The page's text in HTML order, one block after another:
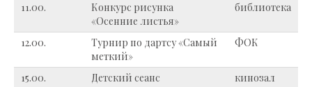
11.00.
Конкурс рисунка
«Осенние листья»
библиотека
12.00.
Турнир по дартсу «Самый
меткий»
ФОК
15.00. Детский сеанс
кинозал